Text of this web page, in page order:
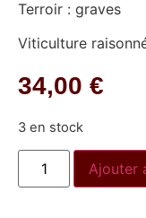
Terroir : graves
Viticulture
34,00 €
3 en stock
Ajouter